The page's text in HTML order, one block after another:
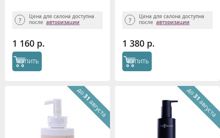
Цена для салона доступна
после авторизации
1 160 р.
КУПИТЬ
Цена для салона доступна
после авторизации
1 380 р.
КУПИТЬ
до31августа
до31августа